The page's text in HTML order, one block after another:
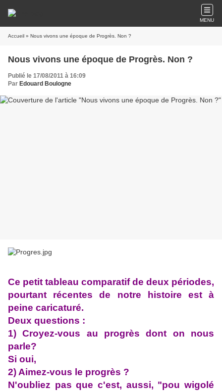
MENU
Accueil » Nous vivons une époque de Progrès. Non ?
Nous vivons une époque de Progrès. Non ?
Publié le 17/08/2011 à 16:09
Par Edouard Boulogne
Ce petit tableau comparatif de deux périodes,
pourtant récentes de notre histoire est à
peine caricaturé.
Deux questions :
1) Croyez-vous au progrès dont on nous
parle?
Si oui,
2) Aimez-vous le progrès ?
N'oubliez pas que c'est, aussi, "pou wigolé